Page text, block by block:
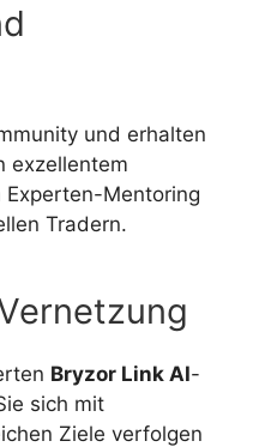
und erhalten
exzellentem
Mentoring
Tradern.
Bryzor Link AI-
sich mit
Ziele verfolgen